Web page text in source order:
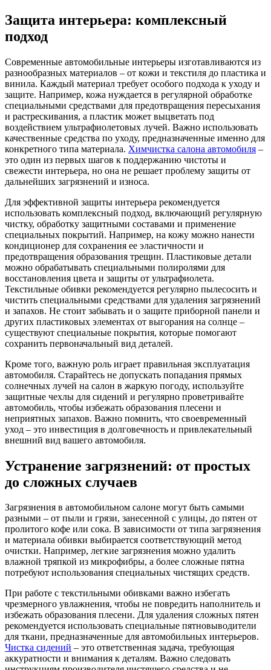
Защита интерьера: комплексный
подход
Современные автомобильные интерьеры изготавливаются из
разнообразных материалов – от кожи и текстиля до пластика и
винила. Каждый материал требует особого подхода к уходу и
защите. Например, кожа нуждается в регулярной обработке
специальными средствами для предотвращения пересыхания
и растрескивания, а пластик может выцветать под
воздействием ультрафиолетовых лучей. Важно использовать
качественные средства по уходу, предназначенные именно для
конкретного типа материала. Химчистка салона автомобиля –
это один из первых шагов к поддержанию чистоты и
свежести интерьера, но она не решает проблему защиты от
дальнейших загрязнений и износа.
Для эффективной защиты интерьера рекомендуется
использовать комплексный подход, включающий регулярную
чистку, обработку защитными составами и применение
специальных покрытий. Например, на кожу можно нанести
кондиционер для сохранения ее эластичности и
предотвращения образования трещин. Пластиковые детали
можно обрабатывать специальными полиролями для
восстановления цвета и защиты от ультрафиолета.
Текстильные обивки рекомендуется регулярно пылесосить и
чистить специальными средствами для удаления загрязнений
и запахов. Не стоит забывать и о защите приборной панели и
других пластиковых элементах от выгорания на солнце –
существуют специальные покрытия, которые помогают
сохранить первоначальный вид деталей.
Кроме того, важную роль играет правильная эксплуатация
автомобиля. Старайтесь не допускать попадания прямых
солнечных лучей на салон в жаркую погоду, используйте
защитные чехлы для сидений и регулярно проветривайте
автомобиль, чтобы избежать образования плесени и
неприятных запахов. Важно помнить, что своевременный
уход – это инвестиция в долговечность и привлекательный
внешний вид вашего автомобиля.
Устранение загрязнений: от простых
до сложных случаев
Загрязнения в автомобильном салоне могут быть самыми
разными – от пыли и грязи, занесенной с улицы, до пятен от
пролитого кофе или сока. В зависимости от типа загрязнения
и материала обивки выбирается соответствующий метод
очистки. Например, легкие загрязнения можно удалить
влажной тряпкой из микрофибры, а более сложные пятна
потребуют использования специальных чистящих средств.
При работе с текстильными обивками важно избегать
чрезмерного увлажнения, чтобы не повредить наполнитель и
избежать образования плесени. Для удаления сложных пятен
рекомендуется использовать специальные пятновыводители
для ткани, предназначенные для автомобильных интерьеров.
Чистка сидений – это ответственная задача, требующая
аккуратности и внимания к деталям. Важно следовать